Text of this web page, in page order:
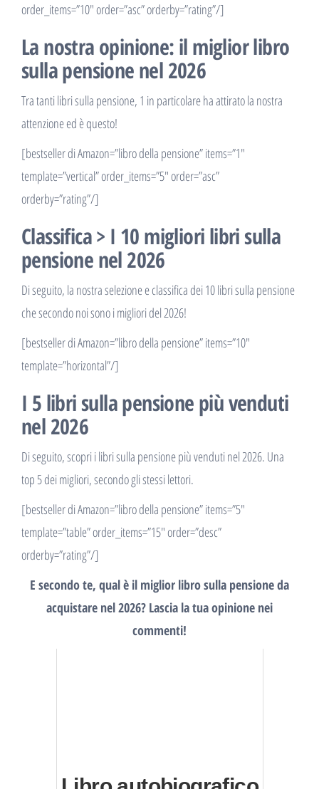
order_items=”10″ order=”asc” orderby=”rating”/]
La nostra opinione: il miglior libro
sulla pensione nel 2026
Tra tanti libri sulla pensione, 1 in particolare ha attirato la nostra
attenzione ed è questo!
[bestseller di Amazon=”libro della pensione” items=”1″
template=”vertical” order_items=”5″ order=”asc”
orderby=”rating”/]
Classifica > I 10 migliori libri sulla
pensione nel 2026
Di seguito, la nostra selezione e classifica dei 10 libri sulla pensione
che secondo noi sono i migliori del 2026!
[bestseller di Amazon=”libro della pensione” items=”10″
template=”horizontal”/]
I 5 libri sulla pensione più venduti
nel 2026
Di seguito, scopri i libri sulla pensione più venduti nel 2026. Una
top 5 dei migliori, secondo gli stessi lettori.
[bestseller di Amazon=”libro della pensione” items=”5″
template=”table” order_items=”15″ order=”desc”
orderby=”rating”/]
E secondo te, qual è il miglior libro sulla pensione da
acquistare nel 2026? Lascia la tua opinione nei
commenti!